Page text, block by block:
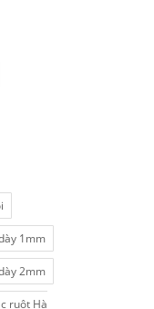
1mm
2mm
ruột Hà